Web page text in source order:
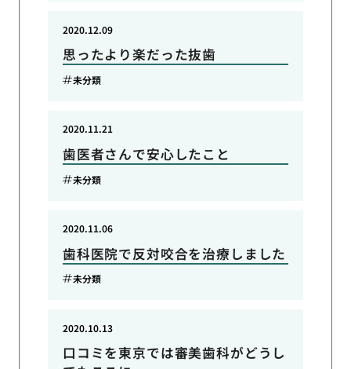
思ったより楽だった抜歯
2020.12.09
未分類
歯医者さんで安心したこと
2020.11.21
未分類
歯科医院で反対咬合を治療しました
2020.11.06
未分類
口コミを東京では審美歯科がどうし
2020.10.13